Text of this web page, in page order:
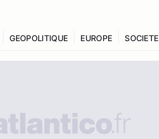
GEOPOLITIQUE EUROPE SOCIETE